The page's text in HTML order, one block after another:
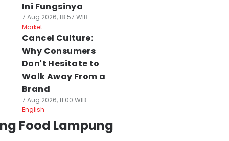
Ini Fungsinya
7 Aug 2026, 18:57 WIB
Market
Cancel Culture:
Why Consumers
Don't Hesitate to
Walk Away From a
Brand
7 Aug 2026, 11:00 WIB
English
Food Lampung